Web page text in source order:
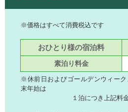
※価格はすべて消費税込です
おひとり様の宿泊料
素泊り料金
※休前日およびゴールデンウィー
末年始は
１泊につき上記料金プラ